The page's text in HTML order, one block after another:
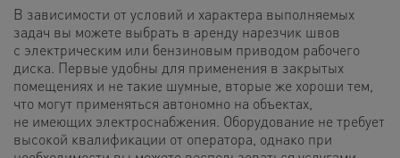
В зависимости от условий и характера выполняемых
задач вы можете выбрать в аренду нарезчик швов
с электрическим или бензиновым приводом рабочего
диска. Первые удобны для применения в закрытых
помещениях и не такие шумные, вторые же хороши тем,
что могут применяться автономно на объектах,
не имеющих электроснабжения. Оборудование не требует
высокой квалификации от оператора, однако при